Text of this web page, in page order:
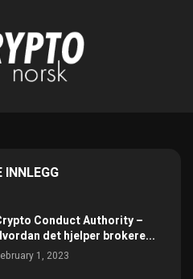
INNLEGG
Conduct Authority –
det hjelper brokere...
1, 2023